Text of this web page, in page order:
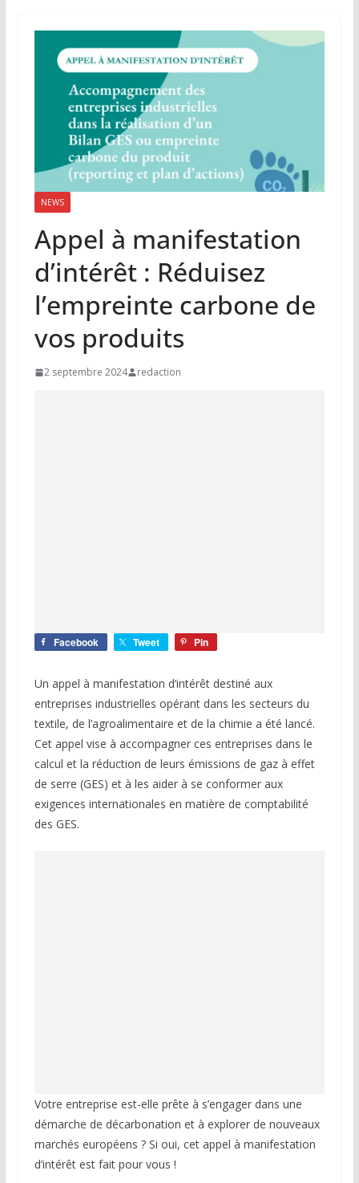
NEWS
Appel à manifestation
d’intérêt : Réduisez
l’empreinte carbone de
vos produits
2 septembre 2024 redaction
Facebook Tweet Pin
Un appel à manifestation d’intérêt destiné aux
entreprises industrielles opérant dans les secteurs du
textile, de l’agroalimentaire et de la chimie a été lancé.
Cet appel vise à accompagner ces entreprises dans le
calcul et la réduction de leurs émissions de gaz à effet
de serre (GES) et à les aider à se conformer aux
exigences internationales en matière de comptabilité
des GES.
Votre entreprise est-elle prête à s’engager dans une
démarche de décarbonation et à explorer de nouveaux
marchés européens ? Si oui, cet appel à manifestation
d’intérêt est fait pour vous !